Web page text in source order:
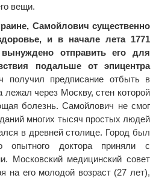
вещи.
Самойлович существенно
и в начале лета 1771
отправить его для
подальше от эпицентра
получил предписание отбыть в
лежал через Москву, стен которой
болезнь. Самойлович не смог
многих тысяч простых людей
в древней столице. Город был
опытного доктора приняли с
Московский медицинский совет
на его молодой возраст (27 лет),